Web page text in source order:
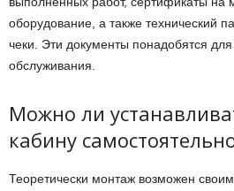
оборудование, а также технический
чеки. Эти документы понадобятся
обслуживания.
Можно ли
кабину
Теоретически монтаж возможен